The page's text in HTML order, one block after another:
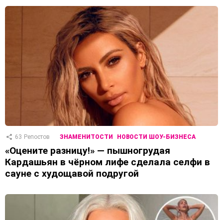
63 Репостов ЗНАМЕНИТОСТИ НОВОСТИ ШОУ-БИЗНЕСА
«Оцените разницу!» — пышногрудая
Кардашьян в чёрном лифе сделала селфи в
сауне с худощавой подругой